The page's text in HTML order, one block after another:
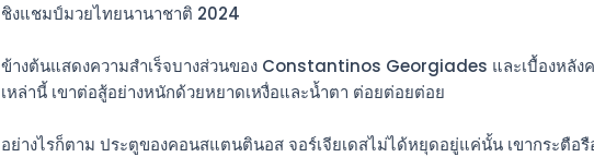
ชิงแชมป์มวยไทยนานาชาติ 2024
ข้างต้นแสดงความสำเร็จบางส่วนของ Constantinos Georgiades และเบื้องหลังค
เหล่านี้ เขาต่อสู้อย่างหนักด้วยหยาดเหงื่อและน้ำตา ต่อยต่อยต่อย
อย่างไรก็ตาม ประตูของคอนสแตนตินอส จอร์เจียเดสไม่ได้หยุดอยู่แค่นั้น เขากระตือ